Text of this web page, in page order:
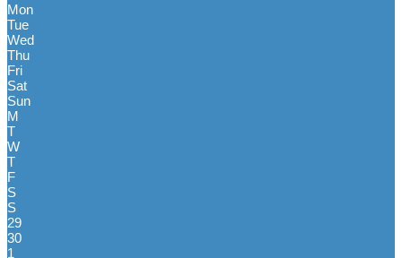
Mon
Tue
Wed
Thu
Fri
Sat
Sun
M
T
W
T
F
S
S
29
30
1